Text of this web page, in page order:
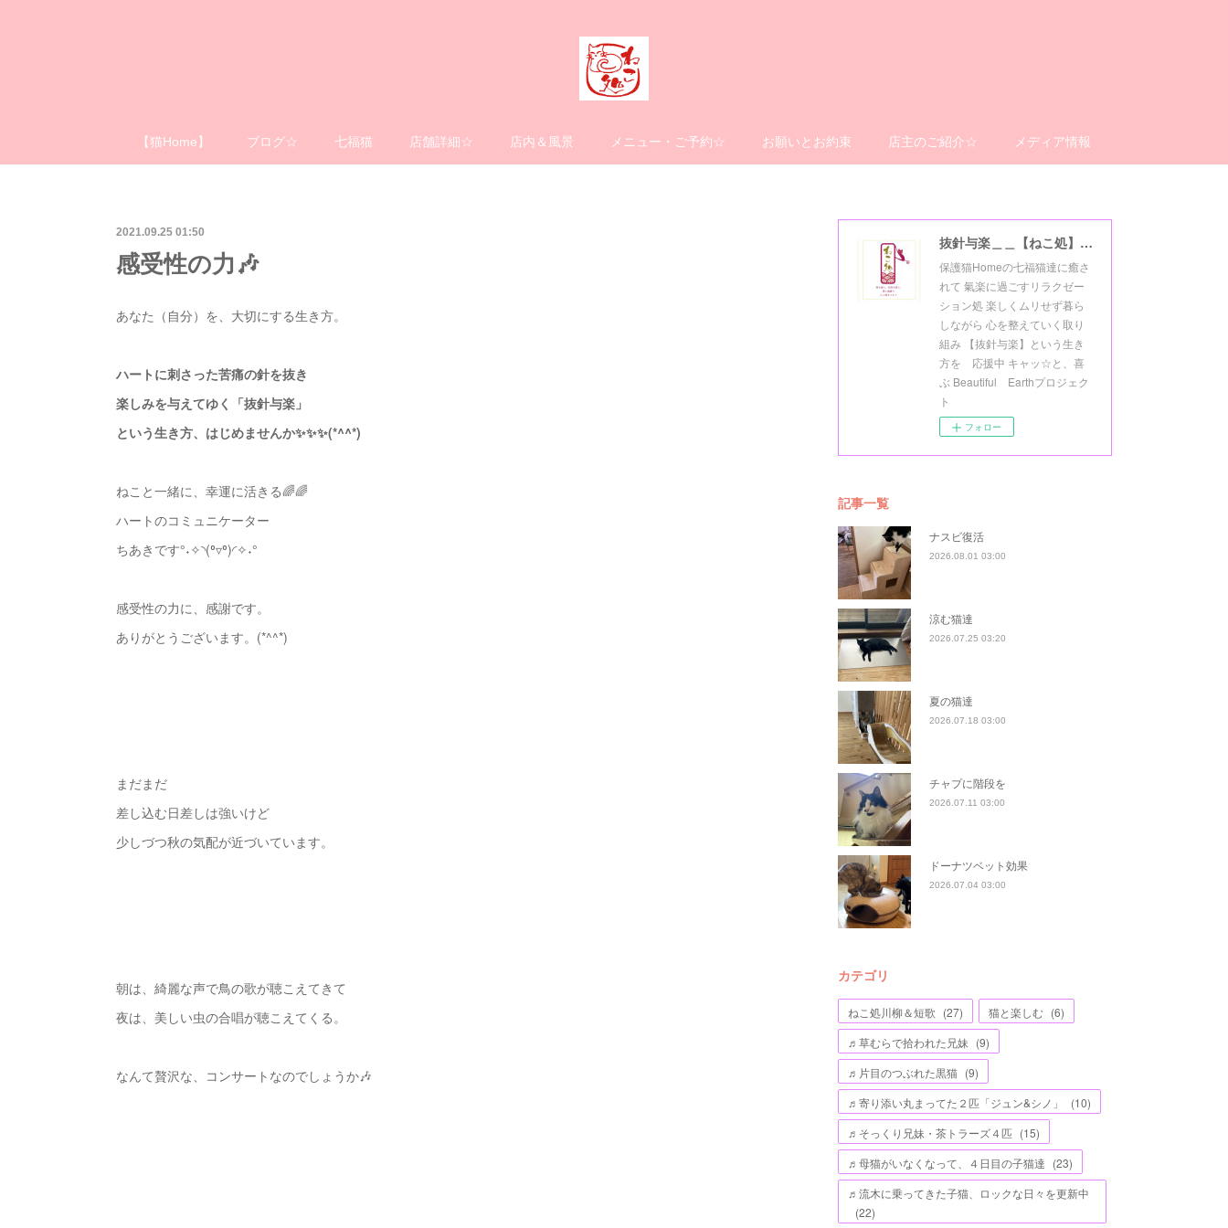
【猫Home】 ブログ☆ 七福猫 店舗詳細☆ 店内＆風景 メニュー・ご予約☆ お願いとお約束 店主のご紹介☆ メディア情報
2021.09.25 01:50
感受性の力🎶
あなた（自分）を、大切にする生き方。
ハートに刺さった苦痛の針を抜き
楽しみを与えてゆく「抜針与楽」
という生き方、はじめませんか✨✨✨(*^^*)
ねこと一緒に、幸運に活きる🌈🌈
ハートのコミュニケーター
ちあきです°˖✧◝(⁰▿⁰)◜✧˖°
感受性の力に、感謝です。
ありがとうございます。(*^^*)
まだまだ
差し込む日差しは強いけど
少しづつ秋の気配が近づいています。
朝は、綺麗な声で鳥の歌が聴こえてきて
夜は、美しい虫の合唱が聴こえてくる。
なんて贅沢な、コンサートなのでしょうか🎶
抜針与楽＿＿【ねこ処】＿＿猫楽ゼーションHome☆
保護猫Homeの七福猫達に癒さ
れて 氣楽に過ごすリラクゼー
ション処 楽しくムリせず暮ら
しながら 心を整えていく取り
組み 【抜針与楽】という生き
方を 応援中 キャッ☆と、喜
ぶ Beautiful Earthプロジェク
ト
フォロー
記事一覧
ナスビ復活
2026.08.01 03:00
涼む猫達
2026.07.25 03:20
夏の猫達
2026.07.18 03:00
チャプに階段を
2026.07.11 03:00
ドーナツベット効果
2026.07.04 03:00
カテゴリ
ねこ処川柳＆短歌 (27) 猫と楽しむ (6)
♬草むらで拾われた兄妹 (9)
♬片目のつぶれた黒猫 (9)
♬寄り添い丸まってた２匹「ジュン&シノ」
(10)
♬そっくり兄妹・茶トラーズ４匹 (15)
♬母猫がいなくなって、４日目の子猫達 (23)
♬流木に乗ってきた子猫、ロックな日々を更新中
(22)